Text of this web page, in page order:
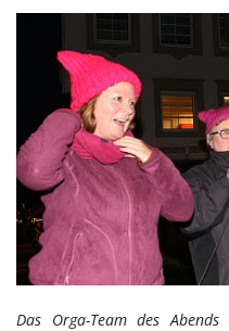
Das Orga-Team des Abends